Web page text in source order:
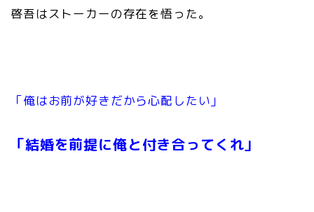
啓吾はストーカーの存在を悟った。
「俺はお前が好きだから心配したい」
「結婚を前提に俺と付き合ってくれ」